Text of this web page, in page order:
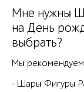
Мне нужны
на День
выбрать?
Мы
- Шары Фигуры